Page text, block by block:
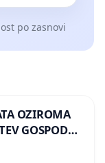
po zasnovi
OZIROMA
GOSPODA